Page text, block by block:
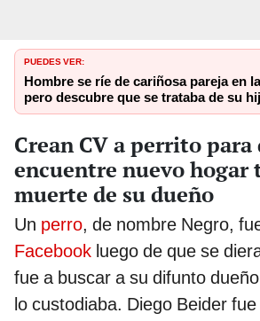
PUEDES VER:
Hombre se ríe de cariñosa pareja en
pero descubre que se trataba de su
Crean CV a perrito para
encuentre nuevo hogar
muerte de su dueño
Un perro, de nombre Negro,
Facebook luego de que se
fue a buscar a su difunto
lo custodiaba. Diego Beider